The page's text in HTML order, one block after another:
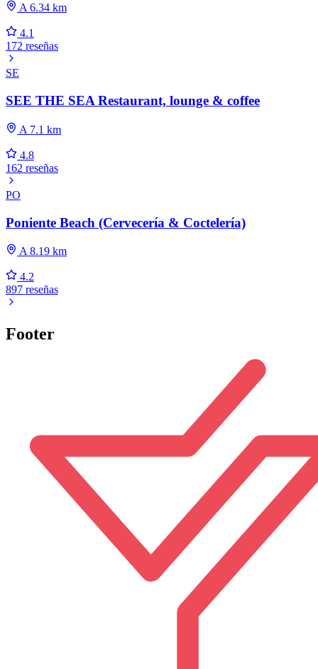
A 6.34 km
4.1
172 reseñas
SE
SEE THE SEA Restaurant, lounge & coffee
A 7.1 km
4.8
162 reseñas
PO
Poniente Beach (Cervecería & Coctelería)
A 8.19 km
4.2
897 reseñas
Footer